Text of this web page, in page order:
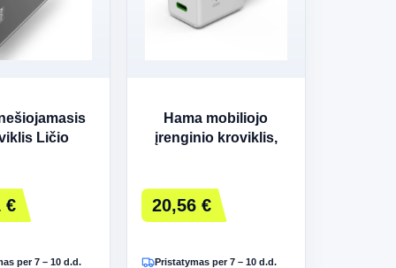
Ličio
€
per 7 – 10 d.d.
Hama mobiliojo
įrenginio kroviklis,
20,56 €
Pristatymas per 7 – 10 d.d.